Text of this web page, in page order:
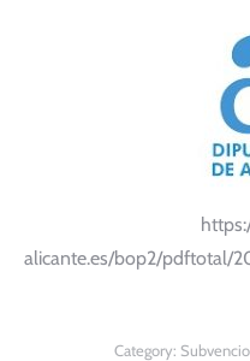
alicante.es/bop2/pdftotal/
Category: